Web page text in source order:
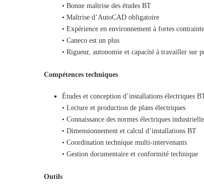
• Bonne maîtrise des études BT
• Maîtrise d’AutoCAD obligatoire
• Expérience en environnement à fortes
• Caneco est un plus
• Rigueur, autonomie et capacité à travailler sur
Compétences techniques
Études et conception d’installations électriques
• Lecture et production de plans électriques
• Connaissance des normes électriques
• Dimensionnement et calcul d’installations BT
• Coordination technique multi-intervenants
• Gestion documentaire et conformité technique
Outils